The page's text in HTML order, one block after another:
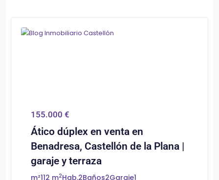
0 Castellón/Castelló
155.000 €
Ático dúplex en venta en
Benadresa, Castellón de la Plana |
garaje y terraza
m²112 m2Hab.2Baños2Garaje1